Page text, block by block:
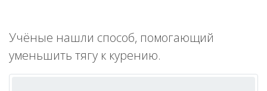
Учёные нашли способ, помогающий
уменьшить тягу к курению.